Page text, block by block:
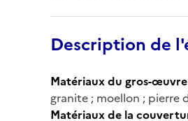
Description de
Matériaux du gros-œuvre
granite ; moellon ; pierre
Matériaux de la